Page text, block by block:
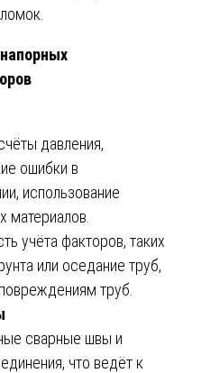
давления,
ошибки в
использование
материалов.
учёта факторов, таких
или оседание труб,
труб.
сварные швы и
что ведёт к